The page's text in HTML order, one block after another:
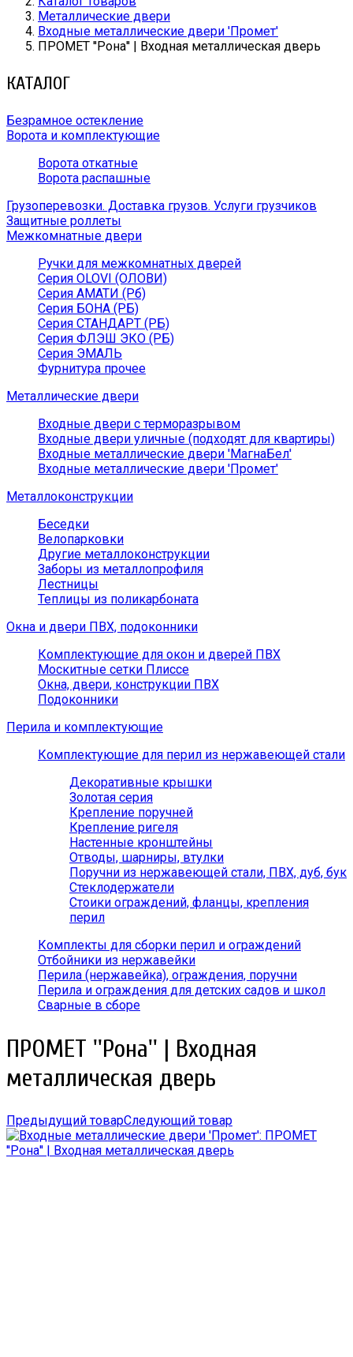
Металлические двери
Входные металлические двери 'Промет'
ПРОМЕТ ''Рона'' | Входная металлическая дверь
КАТАЛОГ
Безрамное остекление
Ворота и комплектующие
Ворота откатные
Ворота распашные
Грузоперевозки. Доставка грузов. Услуги грузчиков
Защитные роллеты
Межкомнатные двери
Ручки для межкомнатных дверей
Серия OLOVI (ОЛОВИ)
Серия АМАТИ (Рб)
Серия БОНА (РБ)
Серия СТАНДАРТ (РБ)
Серия ФЛЭШ ЭКО (РБ)
Серия ЭМАЛЬ
Фурнитура прочее
Металлические двери
Входные двери с терморазрывом
Входные двери уличные (подходят для квартиры)
Входные металлические двери 'МагнаБел'
Входные металлические двери 'Промет'
Металлоконструкции
Беседки
Велопарковки
Другие металлоконструкции
Заборы из металлопрофиля
Лестницы
Теплицы из поликарбоната
Окна и двери ПВХ, подоконники
Комплектующие для окон и дверей ПВХ
Москитные сетки Плиссе
Окна, двери, конструкции ПВХ
Подоконники
Перила и комплектующие
Комплектующие для перил из нержавеющей стали
Декоративные крышки
Золотая серия
Крепление поручней
Крепление ригеля
Настенные кронштейны
Отводы, шарниры, втулки
Поручни из нержавеющей стали, ПВХ, дуб, бук
Стеклодержатели
Стоики ограждений, фланцы, крепления
перил
Комплекты для сборки перил и ограждений
Отбойники из нержавейки
Перила (нержавейка), ограждения, поручни
Перила и ограждения для детских садов и школ
Сварные в сборе
ПРОМЕТ ''Рона'' | Входная
металлическая дверь
Предыдущий товарСледующий товар